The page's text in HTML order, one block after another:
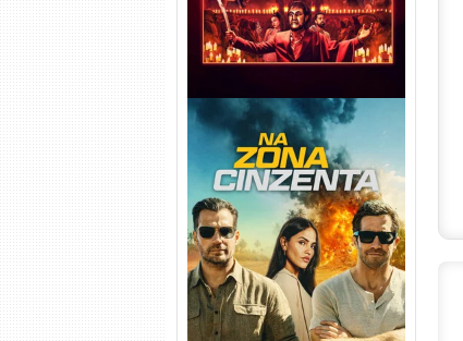
Na Zona Cinzenta Torrent
(2026) WEB-DL 1080p/4K
Dual Áudio